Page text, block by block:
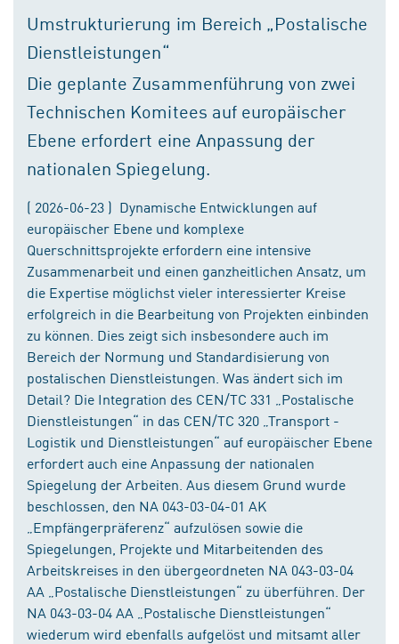
Umstrukturierung im Bereich „Postalische
Dienstleistungen“
Die geplante Zusammenführung von zwei
Technischen Komitees auf europäischer
Ebene erfordert eine Anpassung der
nationalen Spiegelung.
( 2026-06-23 ) Dynamische Entwicklungen auf
europäischer Ebene und komplexe
Querschnittsprojekte erfordern eine intensive
Zusammenarbeit und einen ganzheitlichen Ansatz, um
die Expertise möglichst vieler interessierter Kreise
erfolgreich in die Bearbeitung von Projekten einbinden
zu können. Dies zeigt sich insbesondere auch im
Bereich der Normung und Standardisierung von
postalischen Dienstleistungen. Was ändert sich im
Detail? Die Integration des CEN/TC 331 „Postalische
Dienstleistungen“ in das CEN/TC 320 „Transport -
Logistik und Dienstleistungen“ auf europäischer Ebene
erfordert auch eine Anpassung der nationalen
Spiegelung der Arbeiten. Aus diesem Grund wurde
beschlossen, den NA 043-03-04-01 AK
„Empfängerpräferenz“ aufzulösen sowie die
Spiegelungen, Projekte und Mitarbeitenden des
Arbeitskreises in den übergeordneten NA 043-03-04
AA „Postalische Dienstleistungen“ zu überführen. Der
NA 043-03-04 AA „Postalische Dienstleistungen“
wiederum wird ebenfalls aufgelöst und mitsamt aller